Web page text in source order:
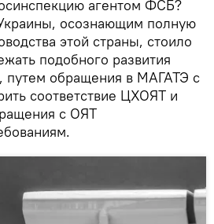
агентом ФСБ?
осознающим полную
этой страны, стоило
подобного развития
путем обращения в МАГАТЭ с
соответствие ЦХОЯТ и
с ОЯТ